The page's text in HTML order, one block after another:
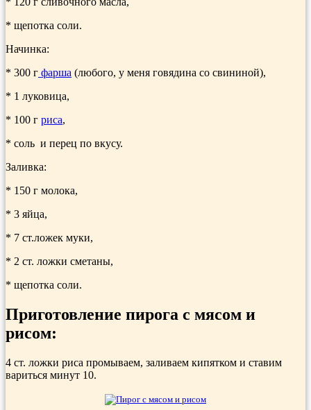
* щепотка соли.
Начинка:
* 300 г фарша (любого, у меня говядина со свининой),
* 1 луковица,
* 100 г риса,
* соль и перец по вкусу.
Заливка:
* 150 г молока,
* 3 яйца,
* 7 ст.ложек муки,
* 2 ст. ложки сметаны,
* щепотка соли.
Приготовление пирога с мясом и
рисом:
4 ст. ложки риса промываем, заливаем кипятком и ставим
вариться минут 10.